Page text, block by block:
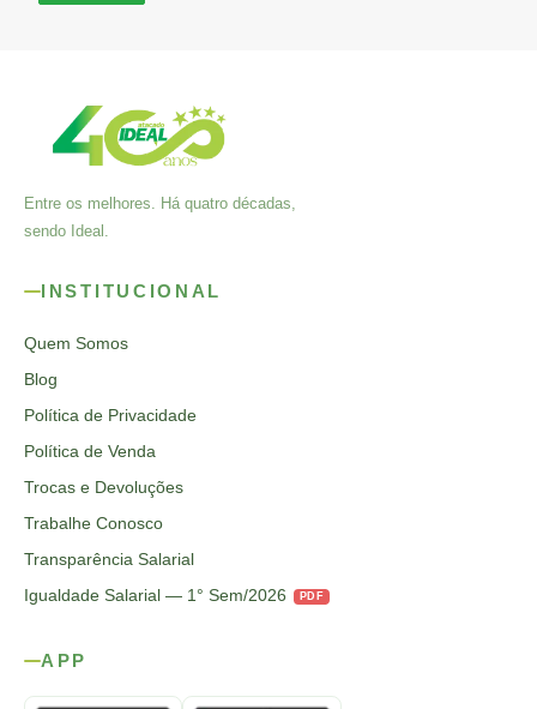
Entre os melhores. Há quatro décadas,
sendo Ideal.
INSTITUCIONAL
Quem Somos
Blog
Política de Privacidade
Política de Venda
Trocas e Devoluções
Trabalhe Conosco
Transparência Salarial
Igualdade Salarial — 1° Sem/2026
PDF
APP